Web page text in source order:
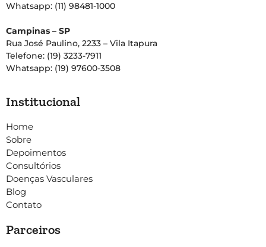
Whatsapp: (11) 98481-1000
Campinas – SP
Rua José Paulino, 2233 – Vila Itapura
Telefone: (19) 3233-7911
Whatsapp: (19) 97600-3508
Institucional
Home
Sobre
Depoimentos
Consultórios
Doenças Vasculares
Blog
Contato
Parceiros